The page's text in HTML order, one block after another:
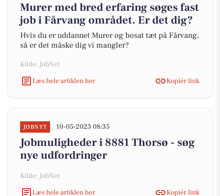
Murer med bred erfaring søges fast
job i Fårvang området. Er det dig?
Hvis du er uddannet Murer og bosat tæt på Fårvang,
så er det måske dig vi mangler?
Kilde: JobNet
Læs hele artiklen her
Kopiér link
JOBNYT 10-05-2023 08:35
Jobmuligheder i 8881 Thorsø - søg
nye udfordringer
Kilde: JobNet
Læs hele artiklen her
Kopiér link